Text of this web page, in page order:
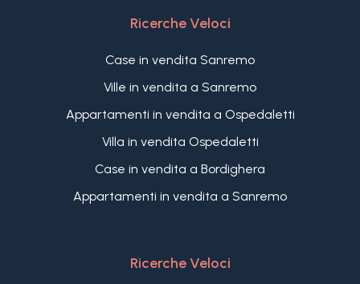
Ricerche Veloci
Case in vendita Sanremo
Ville in vendita a Sanremo
Appartamenti in vendita a Ospedaletti
Villa in vendita Ospedaletti
Case in vendita a Bordighera
Appartamenti in vendita a Sanremo
Ricerche Veloci